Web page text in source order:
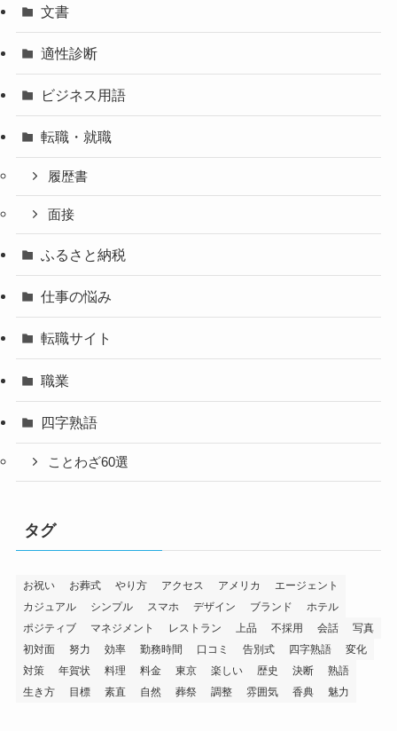
文書
適性診断
ビジネス用語
転職・就職
履歴書
面接
ふるさと納税
仕事の悩み
転職サイト
職業
四字熟語
ことわざ60選
タグ
お祝い お葬式 やり方 アクセス アメリカ
エージェント
カジュアル
シンプル スマホ デザイン ブランド
ホテル
ポジティブ
マネジメント レストラン 上品 不採用 会話
写真
初対面
努力 効率 勤務時間 口コミ 告別式 四字熟語
変化
対策
年賀状 料理 料金 東京 楽しい 歴史 決断
熟語
生き方
目標 素直 自然 葬祭 調整 雰囲気 香典 魅力